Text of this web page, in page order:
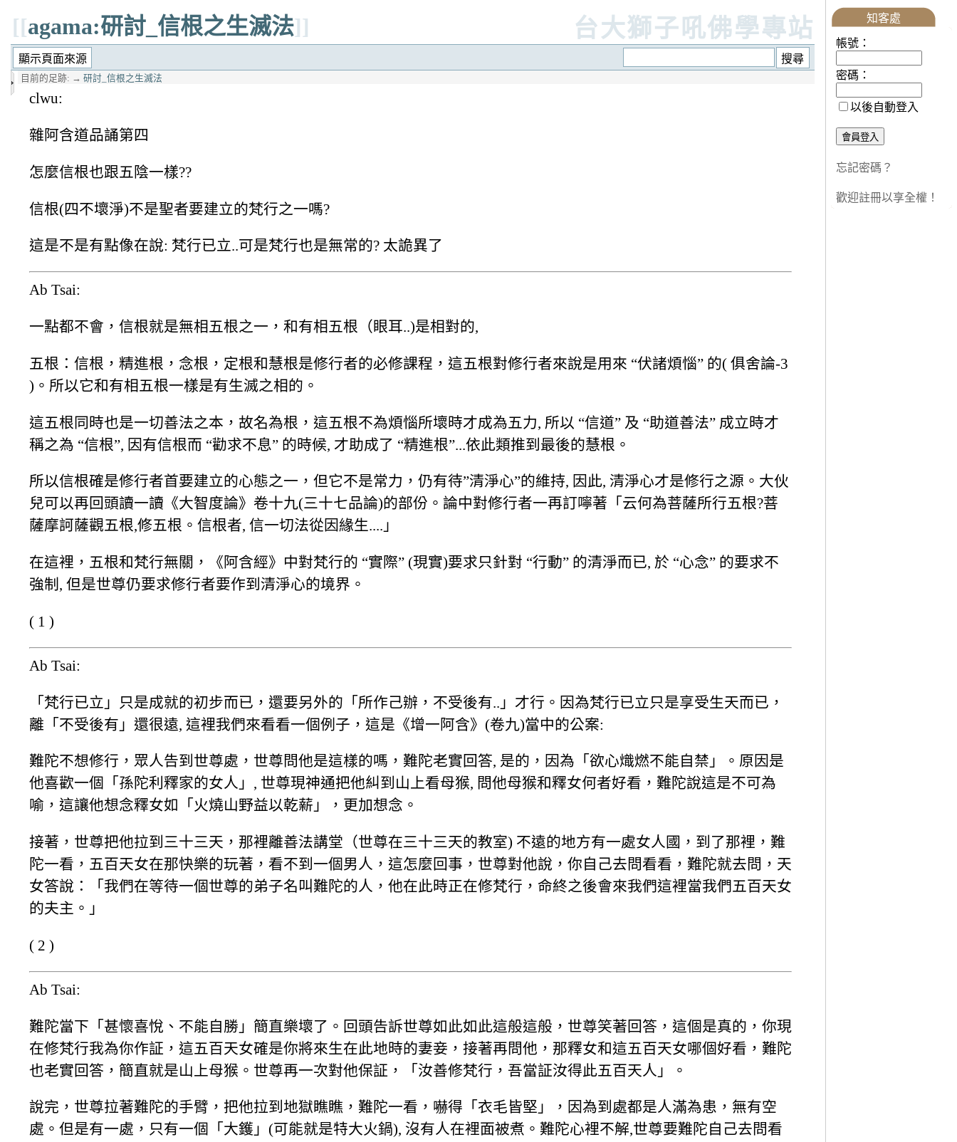
[[agama:研討_信根之生滅法]] 台大獅子吼佛學專站
目前的足跡: → 研討_信根之生滅法
clwu:
雜阿含道品誦第四
怎麼信根也跟五陰一樣??
信根(四不壞淨)不是聖者要建立的梵行之一嗎?
這是不是有點像在說: 梵行已立..可是梵行也是無常的? 太詭異了
Ab Tsai:
一點都不會，信根就是無相五根之一，和有相五根（眼耳..)是相對的,
五根：信根，精進根，念根，定根和慧根是修行者的必修課程，這五根對修行者來說是用來 “伏諸煩惱” 的( 俱舍論-3
)。所以它和有相五根一樣是有生滅之相的。
這五根同時也是一切善法之本，故名為根，這五根不為煩惱所壞時才成為五力, 所以 “信道” 及 “助道善法” 成立時才
稱之為 “信根”, 因有信根而 “勸求不息” 的時候, 才助成了 “精進根”...依此類推到最後的慧根。
所以信根確是修行者首要建立的心態之一，但它不是常力，仍有待”清淨心”的維持, 因此, 清淨心才是修行之源。大伙
兒可以再回頭讀一讀《大智度論》卷十九(三十七品論)的部份。論中對修行者一再訂嚀著「云何為菩薩所行五根?菩
薩摩訶薩觀五根,修五根。信根者, 信一切法從因緣生....」
在這裡，五根和梵行無關，《阿含經》中對梵行的 “實際” (現實)要求只針對 “行動” 的清淨而已, 於 “心念” 的要求不
強制, 但是世尊仍要求修行者要作到清淨心的境界。
( 1 )
Ab Tsai:
「梵行已立」只是成就的初步而已，還要另外的「所作己辦，不受後有..」才行。因為梵行已立只是享受生天而已，
離「不受後有」還很遠, 這裡我們來看看一個例子，這是《增一阿含》(卷九)當中的公案:
難陀不想修行，眾人告到世尊處，世尊問他是這樣的嗎，難陀老實回答, 是的，因為「欲心熾燃不能自禁」。原因是
他喜歡一個「孫陀利釋家的女人」, 世尊現神通把他糾到山上看母猴, 問他母猴和釋女何者好看，難陀說這是不可為
喻，這讓他想念釋女如「火燒山野益以乾薪」，更加想念。
接著，世尊把他拉到三十三天，那裡離善法講堂（世尊在三十三天的教室) 不遠的地方有一處女人國，到了那裡，難
陀一看，五百天女在那快樂的玩著，看不到一個男人，這怎麼回事，世尊對他說，你自己去問看看，難陀就去問，天
女答說：「我們在等待一個世尊的弟子名叫難陀的人，他在此時正在修梵行，命終之後會來我們這裡當我們五百天女
的夫主。」
( 2 )
Ab Tsai:
難陀當下「甚懷喜悅、不能自勝」簡直樂壞了。回頭告訴世尊如此如此這般這般，世尊笑著回答，這個是真的，你現
在修梵行我為你作証，這五百天女確是你將來生在此地時的妻妾，接著再問他，那釋女和這五百天女哪個好看，難陀
也老實回答，簡直就是山上母猴。世尊再一次對他保証，「汝善修梵行，吾當証汝得此五百天人」。
說完，世尊拉著難陀的手臂，把他拉到地獄瞧瞧，難陀一看，嚇得「衣毛皆堅」，因為到處都是人滿為患，無有空
處。但是有一處，只有一個「大鑊」(可能就是特大火鍋), 沒有人在裡面被煮。難陀心裡不解,世尊要難陀自己去問看
知客處
帳號：
密碼：
以後自動登入
忘記密碼？
歡迎註冊以享全權！